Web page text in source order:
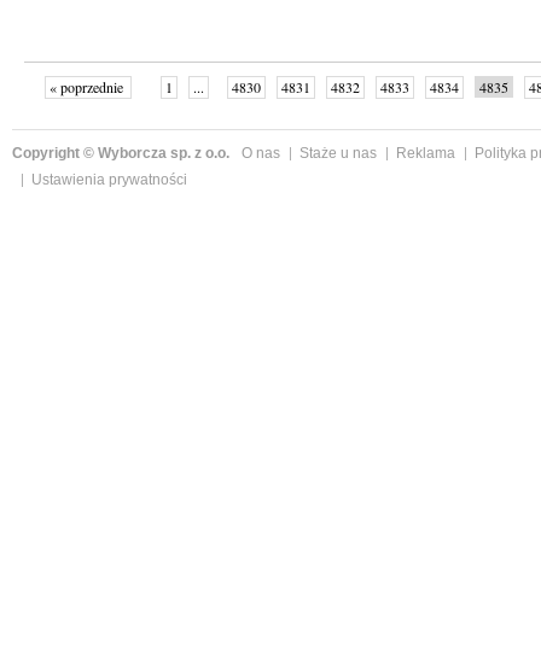
« poprzednie 1 ... 4830 4831 4832 4833 4834 4835
Copyright © Wyborcza sp. z o.o. O nas Staże u nas Reklama
Polityka
Ustawienia prywatności